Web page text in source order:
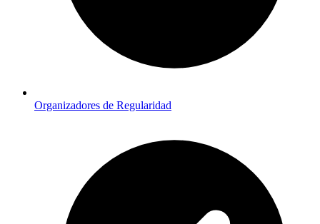
Organizadores de Regularidad